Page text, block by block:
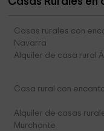
Casas rurales con
Navarra
Alquiler de casa rural
Casa rural con
Alquiler de casas
Murchante